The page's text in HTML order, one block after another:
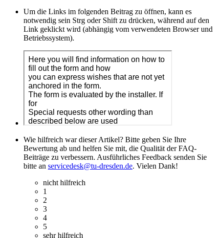
Um die Links im folgenden Beitrag zu öffnen, kann es
notwendig sein Strg oder Shift zu drücken, während auf den
Link geklickt wird (abhängig vom verwendeten Browser und
Betriebssystem).
Wie hilfreich war dieser Artikel? Bitte geben Sie Ihre
Bewertung ab und helfen Sie mit, die Qualität der FAQ-
Beiträge zu verbessern. Ausführliches Feedback senden Sie
bitte an servicedesk@tu-dresden.de. Vielen Dank!
nicht hilfreich
1
2
3
4
5
sehr hilfreich